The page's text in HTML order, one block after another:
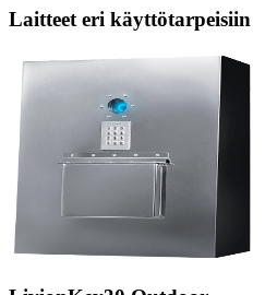
Laitteet eri käyttötarpeisiin